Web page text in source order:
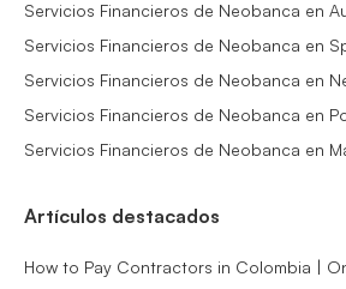
Servicios Financieros de Neobanca en
Servicios Financieros de Neobanca en
Servicios Financieros de Neobanca en
Servicios Financieros de Neobanca en
Servicios Financieros de Neobanca en
Artículos destacados
How to Pay Contractors in Colombia |